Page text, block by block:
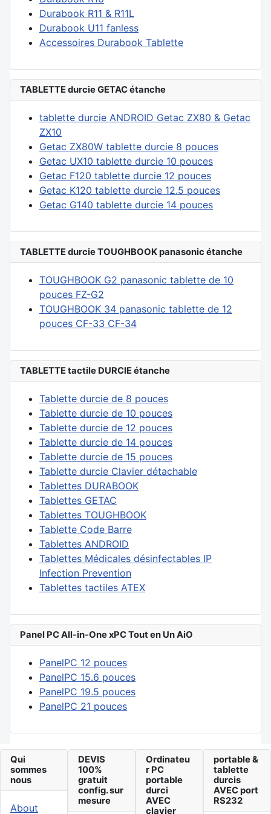
Durabook R11 & R11L
Durabook U11 fanless
Accessoires Durabook Tablette
TABLETTE durcie GETAC étanche
tablette durcie ANDROID Getac ZX80 & Getac
ZX10
Getac ZX80W tablette durcie 8 pouces
Getac UX10 tablette durcie 10 pouces
Getac F120 tablette durcie 12 pouces
Getac K120 tablette durcie 12.5 pouces
Getac G140 tablette durcie 14 pouces
TABLETTE durcie TOUGHBOOK panasonic étanche
TOUGHBOOK G2 panasonic tablette de 10
pouces FZ-G2
TOUGHBOOK 34 panasonic tablette de 12
pouces CF-33 CF-34
TABLETTE tactile DURCIE étanche
Tablette durcie de 8 pouces
Tablette durcie de 10 pouces
Tablette durcie de 12 pouces
Tablette durcie de 14 pouces
Tablette durcie de 15 pouces
Tablette durcie Clavier détachable
Tablettes DURABOOK
Tablettes GETAC
Tablettes TOUGHBOOK
Tablette Code Barre
Tablettes ANDROID
Tablettes Médicales désinfectables IP
Infection Prevention
Tablettes tactiles ATEX
Panel PC All-in-One xPC Tout en Un AiO
PanelPC 12 pouces
PanelPC 15.6 pouces
PanelPC 19.5 pouces
PanelPC 21 pouces
Qui
sommes
nous
About
DEVIS
100%
gratuit
config. sur
mesure
Ordinateu
r PC
portable
durci
AVEC
clavier
portable &
tablette
durcis
AVEC port
RS232